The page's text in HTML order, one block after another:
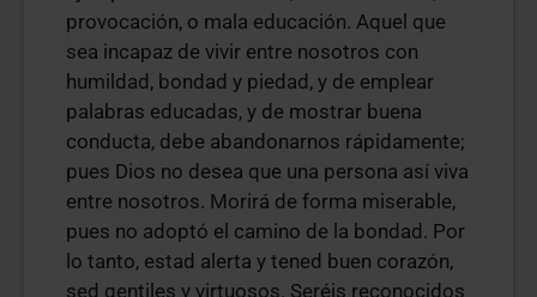
provocación, o mala educación. Aquel que
sea incapaz de vivir entre nosotros con
humildad, bondad y piedad, y de emplear
palabras educadas, y de mostrar buena
conducta, debe abandonarnos rápidamente;
pues Dios no desea que una persona así viva
entre nosotros. Morirá de forma miserable,
pues no adoptó el camino de la bondad. Por
lo tanto, estad alerta y tened buen corazón,
sed gentiles y virtuosos. Seréis reconocidos